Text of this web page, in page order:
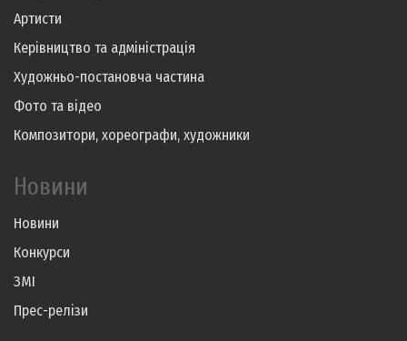
Артисти
Керівництво та адміністрація
Художньо-постановча частина
Фото та відео
Композитори, хореографи, художники
Новини
Новини
Конкурси
ЗМІ
Прес-релізи